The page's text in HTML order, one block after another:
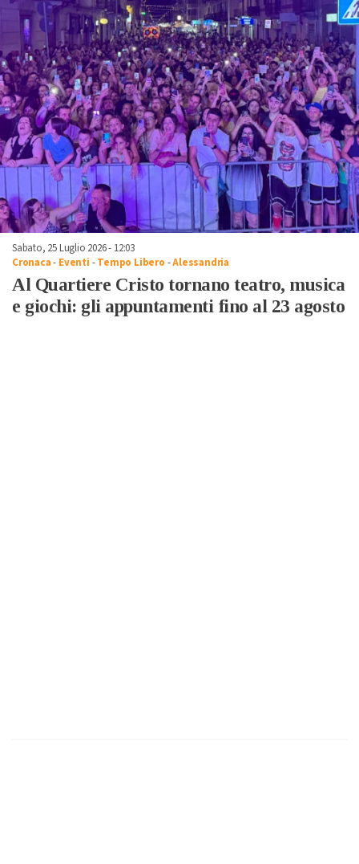
Sabato, 25 Luglio 2026 - 12:03
Cronaca- Eventi -Tempo Libero -Alessandria
Al Quartiere Cristo tornano teatro, musica
e giochi: gli appuntamenti fino al 23 agosto